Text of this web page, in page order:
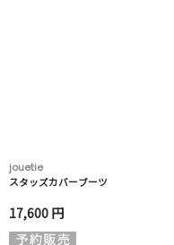
jouetie
スタッズカバーブーツ
17,600 円